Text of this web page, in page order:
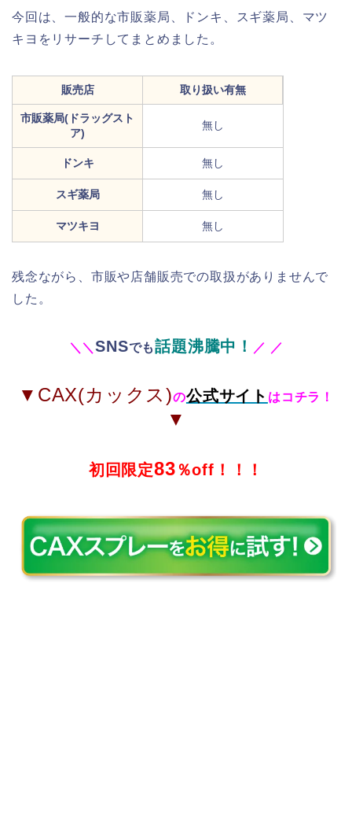
今回は、一般的な市販薬局、ドンキ、スギ薬局、マツ
キヨをリサーチしてまとめました。
販売店 取り扱い有無
市販薬局(ドラッグスト
ア)
無し
ドンキ 無し
スギ薬局 無し
マツキヨ 無し
残念ながら、市販や店舗販売での取扱がありませんで
した。
＼ ＼SNSでも話題沸騰中！ ／ ／
▼CAX(カックス)の公式サイト はコチラ！
▼
初回限定83 ％off！！！